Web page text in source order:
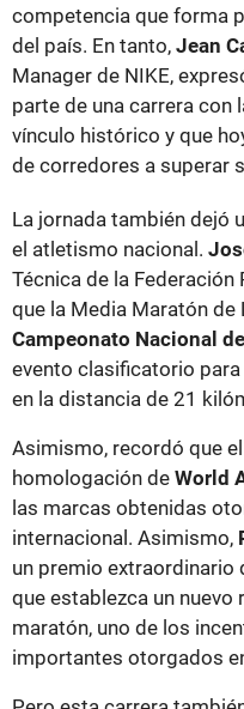
competencia que forma
del país. En tanto, Jean
Manager de NIKE,
parte de una carrera con
vínculo histórico y que
de corredores a superar
La jornada también dejó
el atletismo nacional.
Técnica de la
que la Media Maratón de
Campeonato Nacional
evento clasificatorio
en la distancia de 21
Asimismo, recordó que
homologación de World
las marcas obtenidas
internacional. Asimismo,
un premio extraordinario
que establezca un
maratón, uno de los
importantes otorgados